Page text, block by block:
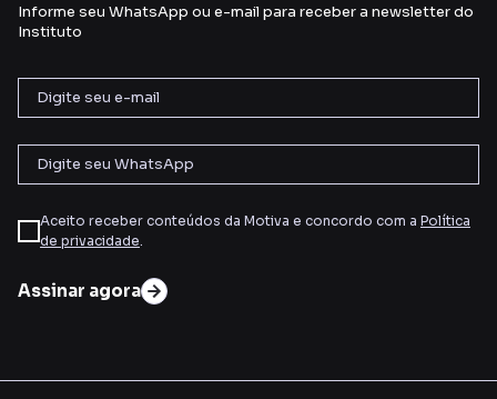
Informe seu WhatsApp ou e-mail para receber a newsletter do
Instituto
Aceito receber conteúdos da Motiva e concordo com a Política
de privacidade
Assinar agora